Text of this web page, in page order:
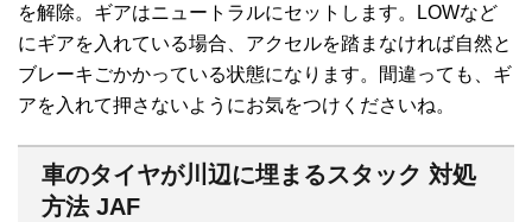
を解除。ギアはニュートラルにセットします。LOWなど
にギアを入れている場合、アクセルを踏まなければ自然と
ブレーキごかかっている状態になります。間違っても、ギ
アを入れて押さないようにお気をつけくださいね。
車のタイヤが川辺に埋まるスタック 対処
方法 JAF